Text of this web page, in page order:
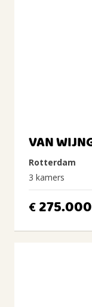
VAN
Rotterdam
3 kamers
€275.000